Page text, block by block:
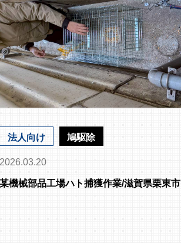
法人向け 鳩駆除
2026.03.20
某機械部品工場ハト捕獲作業/滋賀県栗東市